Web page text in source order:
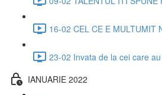
16-02 CEL CE E MULTUMIT
23-02 Invata de la cei care
IANUARIE 2022